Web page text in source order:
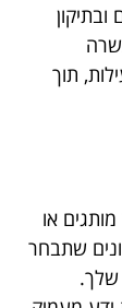
תוך
או
שתבחר
שלך.